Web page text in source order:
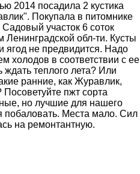
2014 посадила 2 кустика
Покупала в питомнике
участок 6 соток
Ленинградской обл-ти. Кусты
не предвидится. Надо
холодов в соответствии с ее
ждать теплого лета? Или
ранние, как Журавлик,
пжт сорта
но лучшие для нашего
побаловать. Места мало. Сил
на ремонтантную.